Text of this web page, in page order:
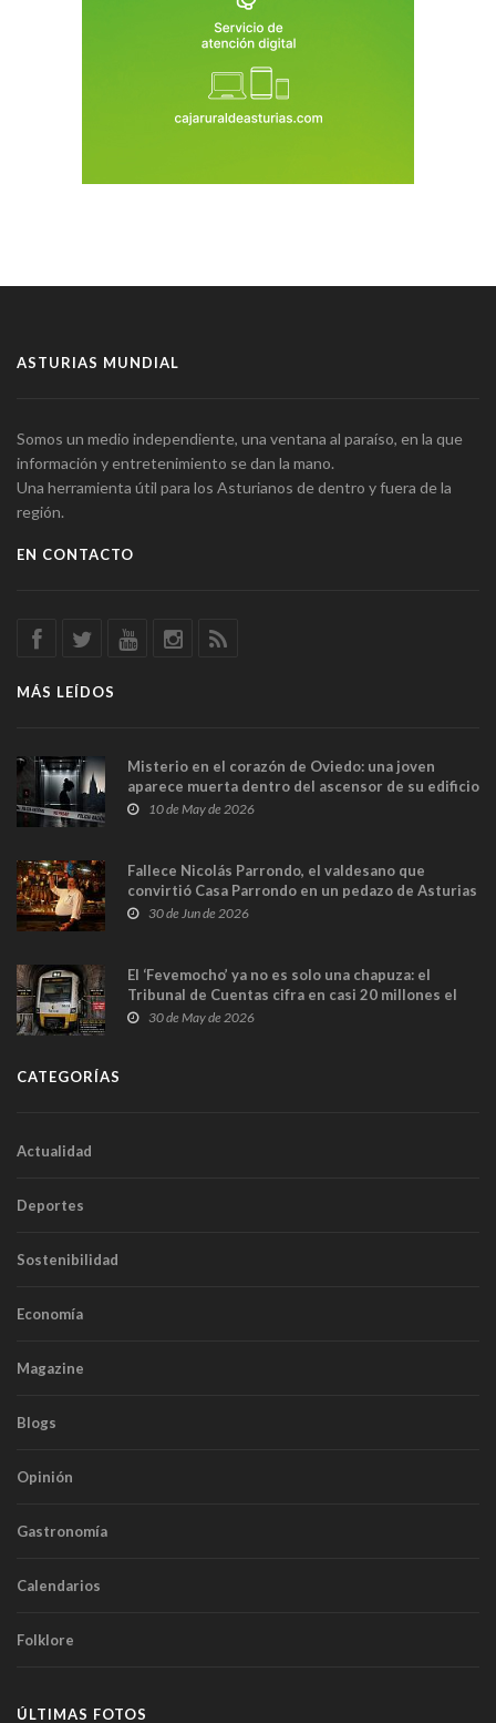
ASTURIAS MUNDIAL
Somos un medio independiente, una ventana al paraíso, en la que
información y entretenimiento se dan la mano.
Una herramienta útil para los Asturianos de dentro y fuera de la
región.
EN CONTACTO
MÁS LEÍDOS
Misterio en el corazón de Oviedo: una joven
aparece muerta dentro del ascensor de su edificio
y las cámaras captan sus últimos minutos
10 de May de 2026
Fallece Nicolás Parrondo, el valdesano que
convirtió Casa Parrondo en un pedazo de Asturias
en Madrid
30 de Jun de 2026
El ‘Fevemocho’ ya no es solo una chapuza: el
Tribunal de Cuentas cifra en casi 20 millones el
sobrecoste de los trenes que no cabían por los
30 de May de 2026
CATEGORÍAS
Actualidad
Deportes
Sostenibilidad
Economía
Magazine
Blogs
Opinión
Gastronomía
Calendarios
Folklore
ÚLTIMAS FOTOS